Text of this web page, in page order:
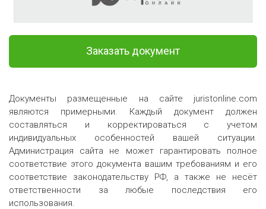
Документы размещенные на сайте juristonline.com
являются примерными. Каждый документ должен
составляться и корректироваться с учетом
индивидуальных особенностей вашей ситуации.
Администрация сайта не может гарантировать полное
соответствие этого документа вашим требованиям и его
соответствие законодательству РФ, а также не несёт
ответственности за любые последствия его
использования.
Заказать документ